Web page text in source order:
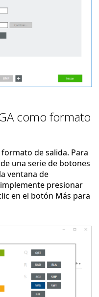
como formato
de salida. Para
una serie de botones
ventana de
presionar
en el botón Más para